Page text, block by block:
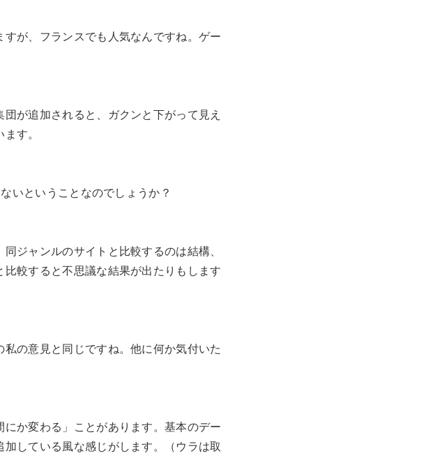
が、フランスでも人気なんですね。ゲー
が追加されると、ガクンと下がって見え
す。
いということなのでしょうか？
ジャンルのサイトと比較するのは結構、
較すると不思議な結果が出たりもします
の意見と同じですね。他に何か気付いた
か変わる」ことがあります。基本のデー
している風な感じがします。（ウラは取